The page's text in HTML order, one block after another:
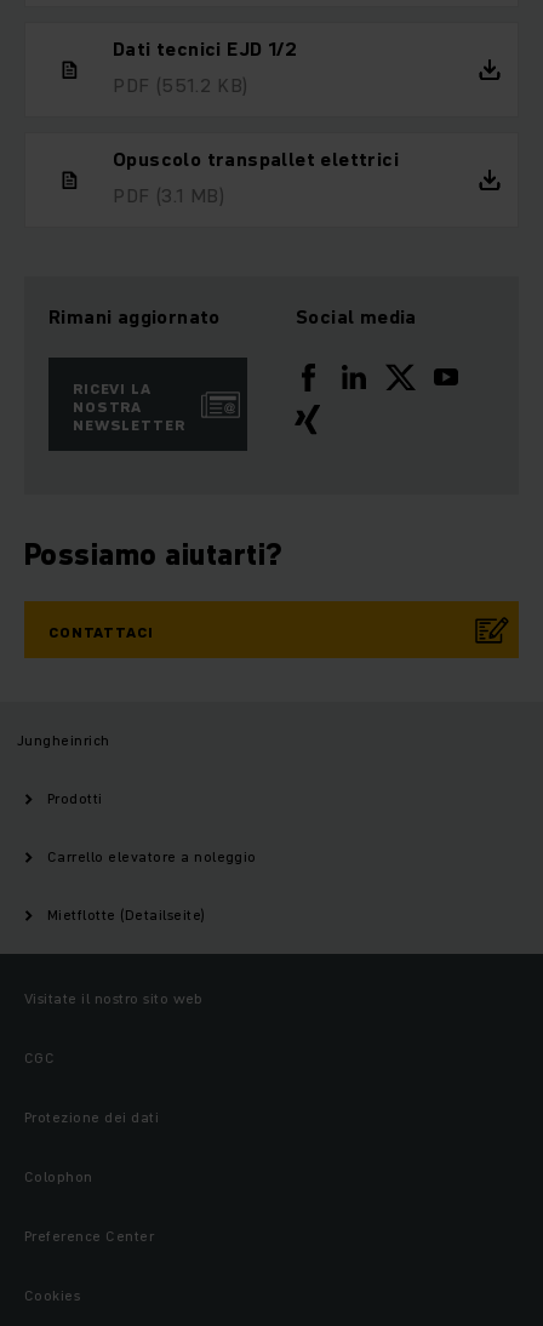
Dati tecnici EJD 1/2
PDF (551.2 KB)
Opuscolo transpallet elettrici
PDF (3.1 MB)
Rimani aggiornato
RICEVI LA
NOSTRA
NEWSLETTER
Social media
Possiamo aiutarti?
CONTATTACI
Jungheinrich
Prodotti
Carrello elevatore a noleggio
Mietflotte (Detailseite)
Visitate il nostro sito web
CGC
Protezione dei dati
Colophon
Preference Center
Cookies